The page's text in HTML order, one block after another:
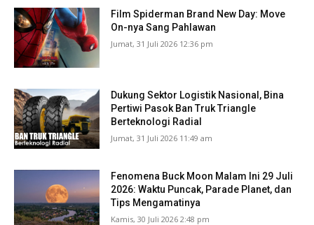
Film Spiderman Brand New Day: Move
On-nya Sang Pahlawan
Jumat, 31 Juli 2026 12:36 pm
Dukung Sektor Logistik Nasional, Bina
Pertiwi Pasok Ban Truk Triangle
Berteknologi Radial
Jumat, 31 Juli 2026 11:49 am
Fenomena Buck Moon Malam Ini 29 Juli
2026: Waktu Puncak, Parade Planet, dan
Tips Mengamatinya
Kamis, 30 Juli 2026 2:48 pm